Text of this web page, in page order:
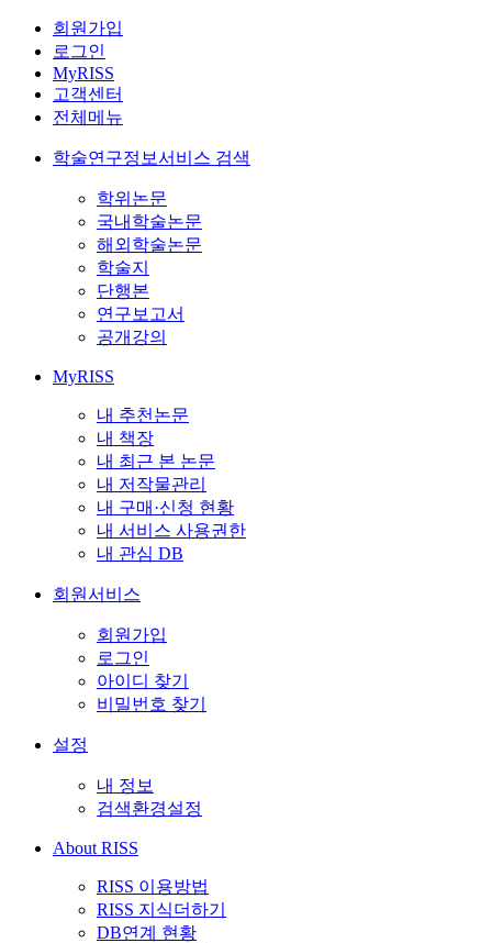
회원가입
로그인
MyRISS
고객센터
전체메뉴
학술연구정보서비스 검색
학위논문
국내학술논문
해외학술논문
학술지
단행본
연구보고서
공개강의
MyRISS
내 추천논문
내 책장
내 최근 본 논문
내 저작물관리
내 구매·신청 현황
내 서비스 사용권한
내 관심 DB
회원서비스
회원가입
로그인
아이디 찾기
비밀번호 찾기
설정
내 정보
검색환경설정
About RISS
RISS 이용방법
RISS 지식더하기
DB연계 현황